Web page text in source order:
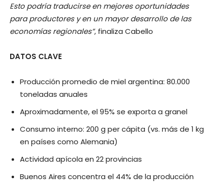
Esto podría traducirse en mejores oportunidades
para productores y en un mayor desarrollo de las
economías regionales”, finaliza Cabello
DATOS CLAVE
Producción promedio de miel argentina: 80.000
toneladas anuales
Aproximadamente, el 95% se exporta a granel
Consumo interno: 200 g per cápita (vs. más de 1 kg
en países como Alemania)
Actividad apícola en 22 provincias
Buenos Aires concentra el 44% de la producción